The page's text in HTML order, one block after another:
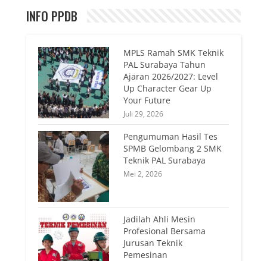
INFO PPDB
MPLS Ramah SMK Teknik
PAL Surabaya Tahun
Ajaran 2026/2027: Level
Up Character Gear Up
Your Future
Juli 29, 2026
Pengumuman Hasil Tes
SPMB Gelombang 2 SMK
Teknik PAL Surabaya
Mei 2, 2026
Jadilah Ahli Mesin
Profesional Bersama
Jurusan Teknik
Pemesinan